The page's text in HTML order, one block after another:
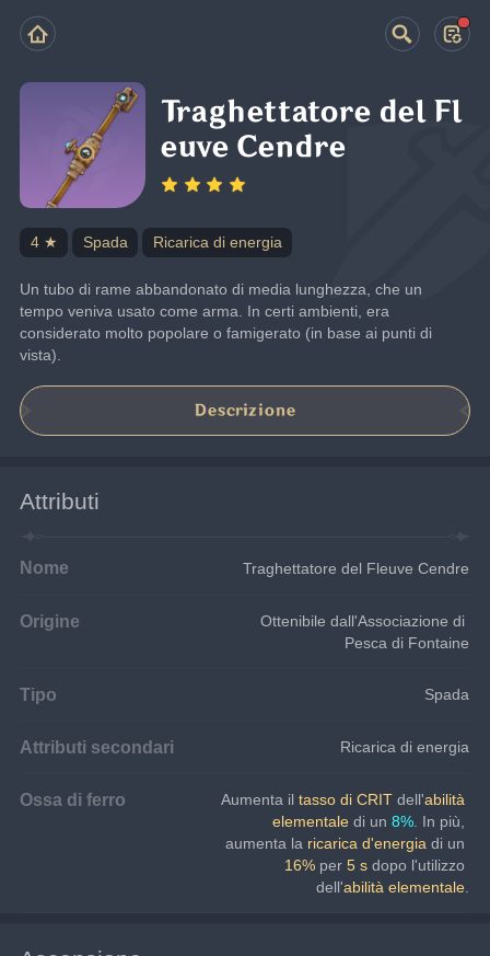
Traghettatore del Fl
euve Cendre
4 ★ Spada Ricarica di energia
Un tubo di rame abbandonato di media lunghezza, che un
tempo veniva usato come arma. In certi ambienti, era
considerato molto popolare o famigerato (in base ai punti di
vista).
Descrizione
Attributi
Nome Traghettatore del Fleuve Cendre
Origine
Ottenibile dall'Associazione di
Pesca di Fontaine
Tipo Spada
Attributi secondari Ricarica di energia
Ossa di ferro Aumenta il tasso di CRIT dell'abilità
elementale di un 8% . In più,
aumenta la ricarica d'energia di un
16% per 5 s dopo l'utilizzo
dell'abilità elementale